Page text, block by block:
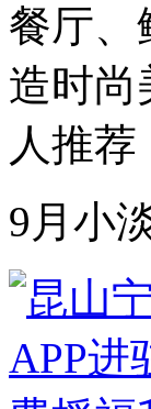
餐厅、
造时尚
人推荐
9月小